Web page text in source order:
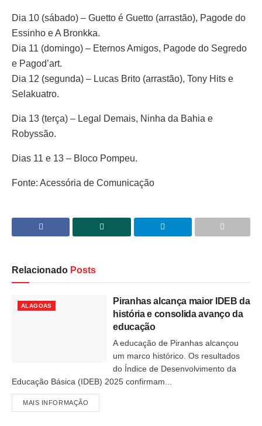
Dia 10 (sábado) – Guetto é Guetto (arrastão), Pagode do
Essinho e A Bronkka.
Dia 11 (domingo) – Eternos Amigos, Pagode do Segredo
e Pagod’art.
Dia 12 (segunda) – Lucas Brito (arrastão), Tony Hits e
Selakuatro.
Dia 13 (terça) – Legal Demais, Ninha da Bahia e
Robyssão.
Dias 11 e 13 – Bloco Pompeu.
Fonte: Acessória de Comunicação
Relacionado Posts
ALAGOAS
Piranhas alcança maior IDEB da
história e consolida avanço da
educação
A educação de Piranhas alcançou
um marco histórico. Os resultados
do Índice de Desenvolvimento da
Educação Básica (IDEB) 2025 confirmam...
MAIS INFORMAÇÃO